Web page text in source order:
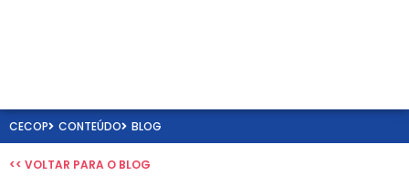
CECOP CONTEÚDO BLOG
<< VOLTAR PARA O BLOG